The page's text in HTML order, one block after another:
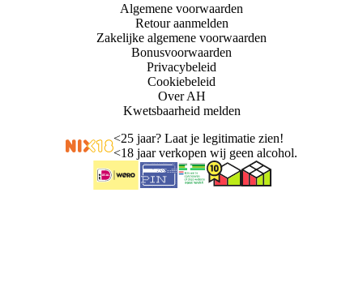
Algemene voorwaarden
Retour aanmelden
Zakelijke algemene voorwaarden
Bonusvoorwaarden
Privacybeleid
Cookiebeleid
Over AH
Kwetsbaarheid melden
<25 jaar? Laat je legitimatie zien!
<18 jaar verkopen wij geen alcohol.